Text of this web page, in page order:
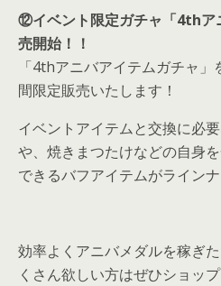
⑫イベント限定ガチャ「4thア
売開始！！
「4thアニバアイテムガチャ
間限定販売いたします！
イベントアイテムと交換に必
や、焼きまつたけなどの自身
できるバフアイテムがライン
効率よくアニバメダルを稼ぎ
くさん欲しい方はぜひショッ